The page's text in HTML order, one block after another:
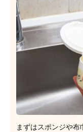
まずはスポンジや